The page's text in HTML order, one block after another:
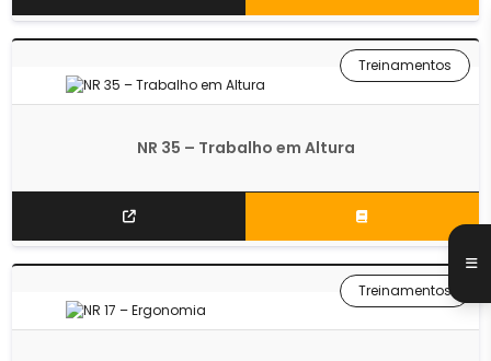
NR 35 – Trabalho em Altura
Treinamentos
Treinamentos